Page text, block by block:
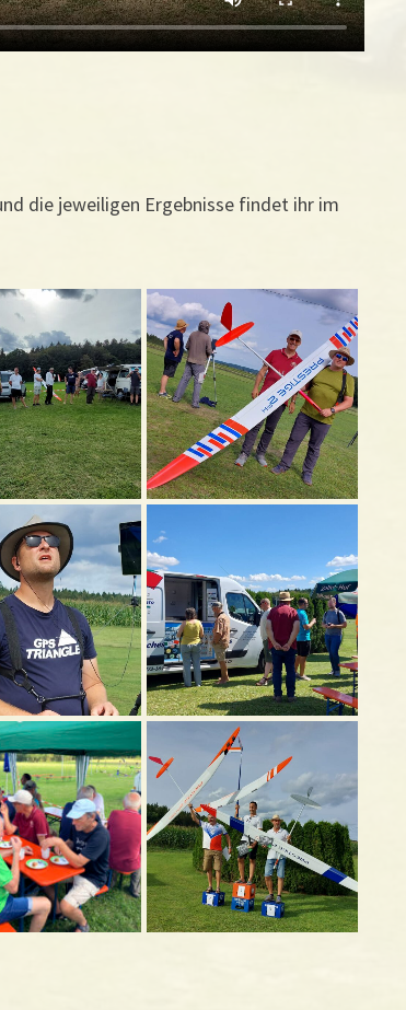
die jeweiligen Ergebnisse findet ihr im